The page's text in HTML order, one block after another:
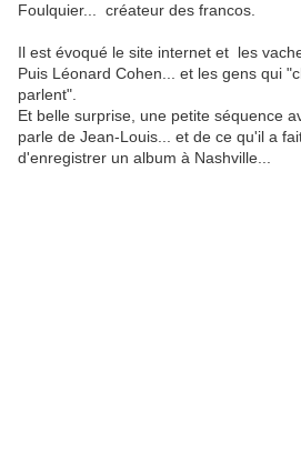
Foulquier... créateur des francos.
Il est évoqué le site internet et les
Puis Léonard Cohen... et les gens qui
parlent".
Et belle surprise, une petite séquence
parle de Jean-Louis... et de ce qu'il a
d'enregistrer un album à Nashville...